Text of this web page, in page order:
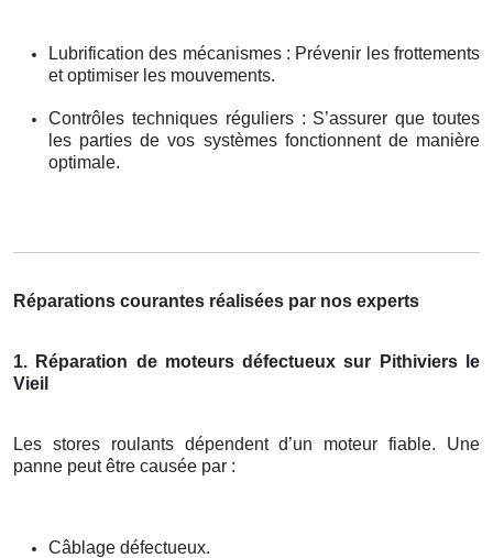
Lubrification des mécanismes : Prévenir les frottements
et optimiser les mouvements.
Contrôles techniques réguliers : S’assurer que toutes
les parties de vos systèmes fonctionnent de manière
optimale.
Réparations courantes réalisées par nos experts
1. Réparation de moteurs défectueux sur Pithiviers le
Vieil
Les stores roulants dépendent d’un moteur fiable. Une
panne peut être causée par :
Câblage défectueux.